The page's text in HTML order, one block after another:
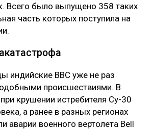
Всего было выпущено 358 таких
часть которых поступила на
индийские ВВС уже не раз
происшествиями. В
крушении истребителя Су-30
а ранее в разных регионах
аварии военного вертолета Bell